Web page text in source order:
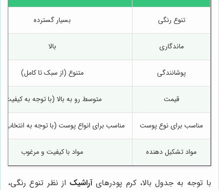
تنوع رنگی بسیار گسترده
ماندگاری بالا
پوشانندگی متنوع (از سبک تا کامل)
قیمت متوسط رو به بالا (با توجه به کیفیت)
مناسب برای نوع پوست مناسب برای انواع پوست (با توجه به
مواد تشکیل دهنده مواد با کیفیت و مرغوب
با توجه به جدول بالا، کرم پودرهایآراشیک از نظر تنوع رنگی،